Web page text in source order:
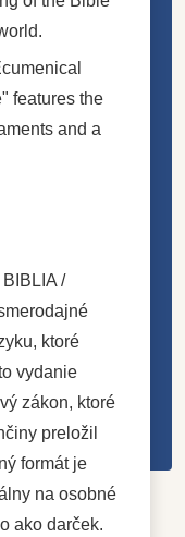
features the
and a
/
ktoré
vydanie
zákon, ktoré
preložil
formát je
na osobné
ako darček.